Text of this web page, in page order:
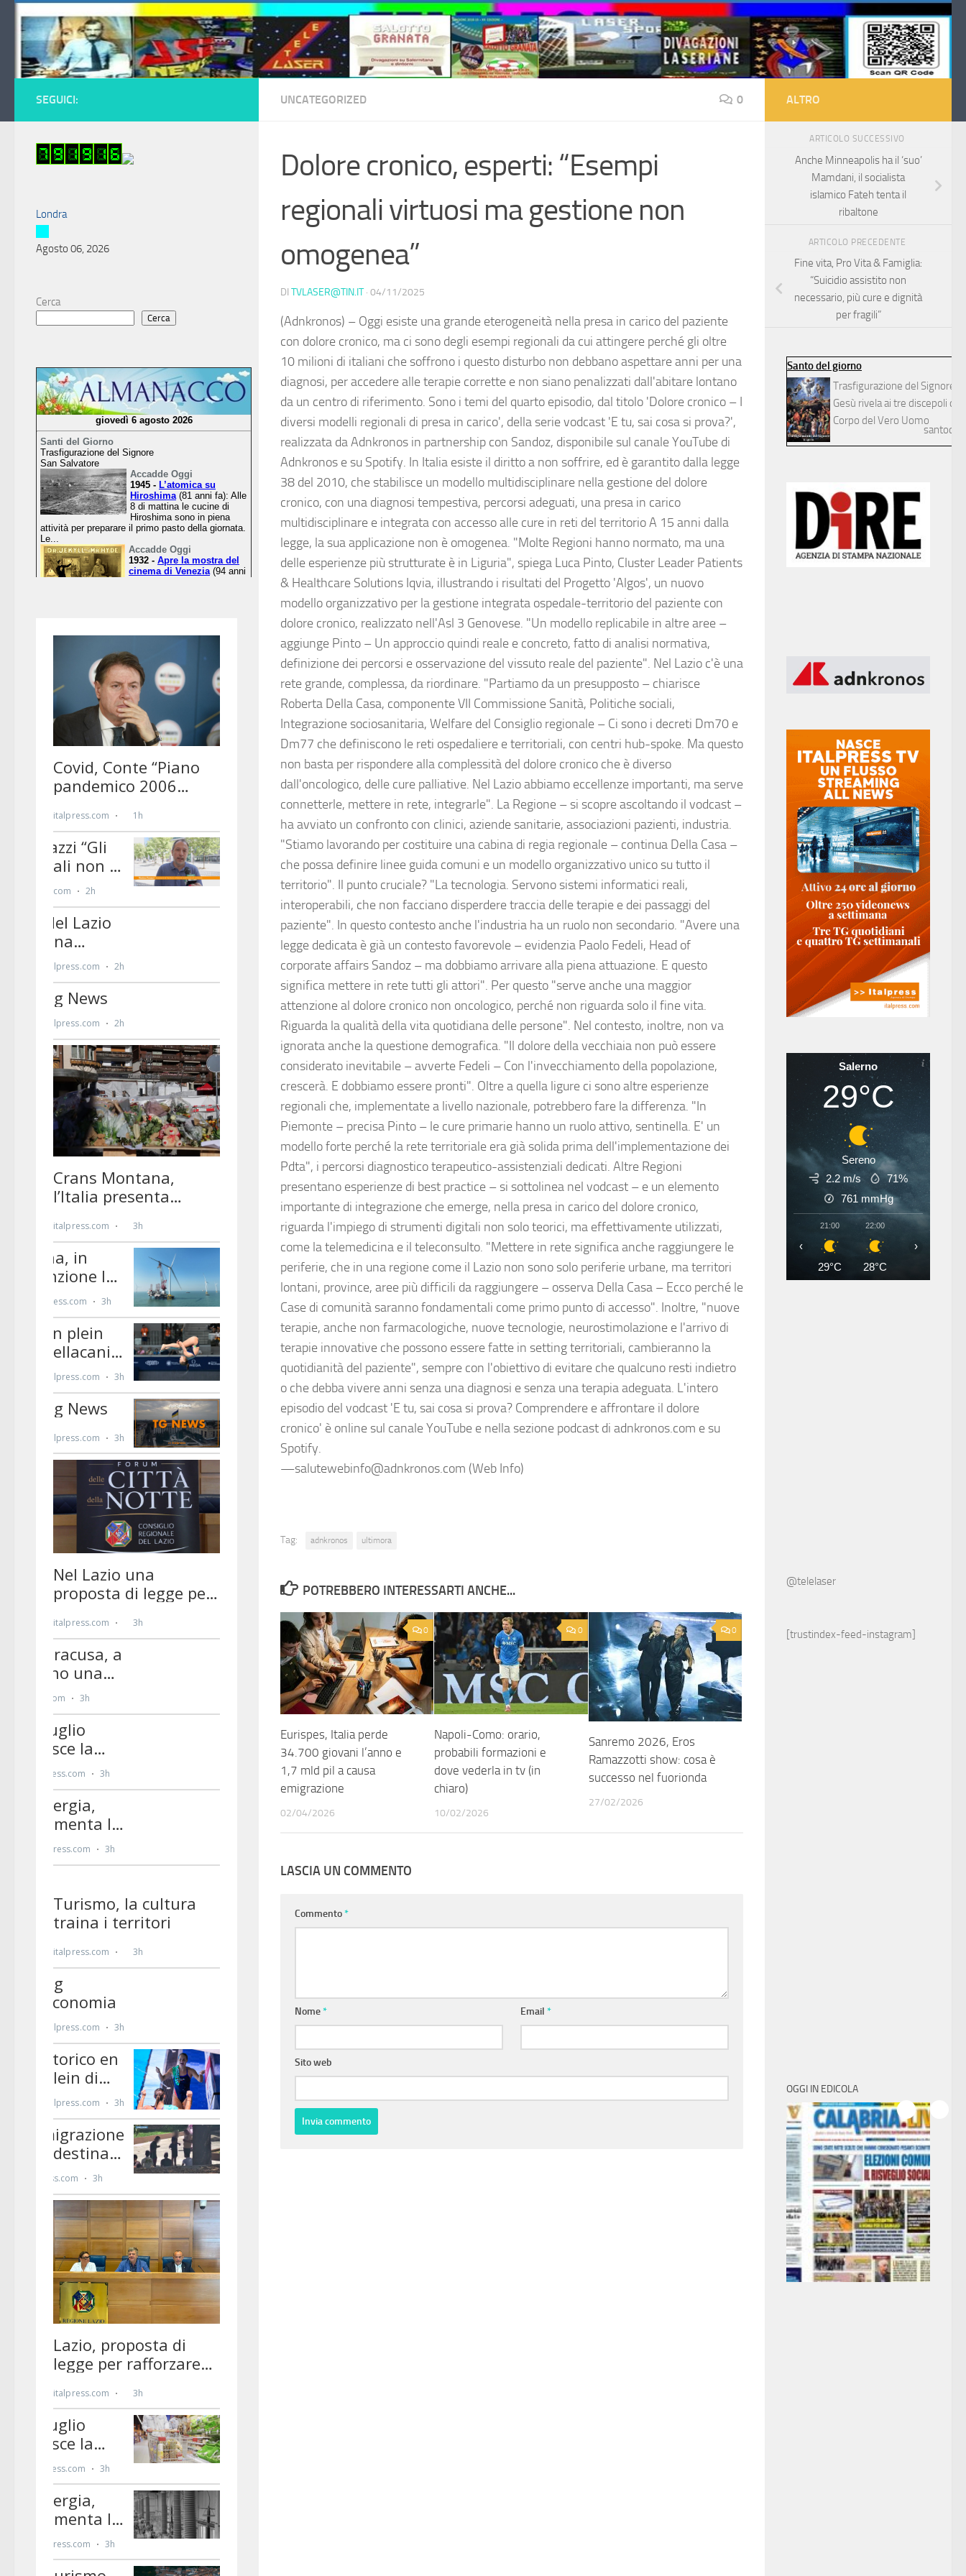
Salta al contenuto
UNCATEGORIZED 0
Dolore cronico, esperti: “Esempi
regionali virtuosi ma gestione non
omogenea”
DI TVLASER@TIN.IT · 04/11/2025
(Adnkronos) – Oggi esiste una grande eterogeneità nella presa in carico del paziente
con dolore cronico, ma ci sono degli esempi regionali da cui attingere perché gli oltre
10 milioni di italiani che soffrono i questo disturbo non debbano aspettare anni per una
diagnosi, per accedere alle terapie corrette e non siano penalizzati dall'abitare lontano
da un centro di riferimento. Sono i temi del quarto episodio, dal titolo 'Dolore cronico – I
diversi modelli regionali di presa in carico', della serie vodcast 'E tu, sai cosa si prova?',
realizzata da Adnkronos in partnership con Sandoz, disponibile sul canale YouTube di
Adnkronos e su Spotify. In Italia esiste il diritto a non soffrire, ed è garantito dalla legge
38 del 2010, che stabilisce un modello multidisciplinare nella gestione del dolore
cronico, con una diagnosi tempestiva, percorsi adeguati, una presa in carico
multidisciplinare e integrata con accesso alle cure in reti del territorio A 15 anni dalla
legge, la sua applicazione non è omogenea. "Molte Regioni hanno normato, ma una
delle esperienze più strutturate è in Liguria", spiega Luca Pinto, Cluster Leader Patients
& Healthcare Solutions Iqvia, illustrando i risultati del Progetto 'Algos', un nuovo
modello organizzativo per la gestione integrata ospedale-territorio del paziente con
dolore cronico, realizzato nell'Asl 3 Genovese. "Un modello replicabile in altre aree –
aggiunge Pinto – Un approccio quindi reale e concreto, fatto di analisi normativa,
definizione dei percorsi e osservazione del vissuto reale del paziente". Nel Lazio c'è una
rete grande, complessa, da riordinare. "Partiamo da un presupposto – chiarisce
Roberta Della Casa, componente VII Commissione Sanità, Politiche sociali,
Integrazione sociosanitaria, Welfare del Consiglio regionale – Ci sono i decreti Dm70 e
Dm77 che definiscono le reti ospedaliere e territoriali, con centri hub-spoke. Ma questo
non basta per rispondere alla complessità del dolore cronico che è diverso
dall'oncologico, delle cure palliative. Nel Lazio abbiamo eccellenze importanti, ma serve
connetterle, mettere in rete, integrarle". La Regione – si scopre ascoltando il vodcast –
ha avviato un confronto con clinici, aziende sanitarie, associazioni pazienti, industria.
"Stiamo lavorando per costituire una cabina di regia regionale – continua Della Casa –
che possa definire linee guida comuni e un modello organizzativo unico su tutto il
territorio". Il punto cruciale? "La tecnologia. Servono sistemi informatici reali,
interoperabili, che non facciano disperdere traccia delle terapie e dei passaggi del
paziente". In questo contesto anche l'industria ha un ruolo non secondario. "Avere una
legge dedicata è già un contesto favorevole – evidenzia Paolo Fedeli, Head of
corporate affairs Sandoz – ma dobbiamo arrivare alla piena attuazione. E questo
significa mettere in rete tutti gli attori". Per questo "serve anche una maggior
attenzione al dolore cronico non oncologico, perché non riguarda solo il fine vita.
Riguarda la qualità della vita quotidiana delle persone". Nel contesto, inoltre, non va
ignorata anche la questione demografica. "Il dolore della vecchiaia non può essere
considerato inevitabile – avverte Fedeli – Con l'invecchiamento della popolazione,
crescerà. E dobbiamo essere pronti". Oltre a quella ligure ci sono altre esperienze
regionali che, implementate a livello nazionale, potrebbero fare la differenza. "In
Piemonte – precisa Pinto – le cure primarie hanno un ruolo attivo, sentinella. E' un
modello forte perché la rete territoriale era già solida prima dell'implementazione dei
Pdta", i percorsi diagnostico terapeutico-assistenziali dedicati. Altre Regioni
presentano esperienze di best practice – si sottolinea nel vodcast – e un elemento
importante di integrazione che emerge, nella presa in carico del dolore cronico,
riguarda l'impiego di strumenti digitali non solo teorici, ma effettivamente utilizzati,
come la telemedicina e il teleconsulto. "Mettere in rete significa anche raggiungere le
periferie, che in una regione come il Lazio non sono solo periferie urbane, ma territori
lontani, province, aree più difficili da raggiungere – osserva Della Casa – Ecco perché le
Case di comunità saranno fondamentali come primo punto di accesso". Inoltre, "nuove
terapie, anche non farmacologiche, nuove tecnologie, neurostimolazione e l'arrivo di
terapie innovative che possono essere fatte in setting territoriali, cambieranno la
quotidianità del paziente", sempre con l'obiettivo di evitare che qualcuno resti indietro
o che debba vivere anni senza una diagnosi e senza una terapia adeguata. L'intero
episodio del vodcast 'E tu, sai cosa si prova? Comprendere e affrontare il dolore
cronico' è online sul canale YouTube e nella sezione podcast di adnkronos.com e su
Spotify.
—salutewebinfo@adnkronos.com (Web Info)
Tag: adnkronos ultimora
POTREBBERO INTERESSARTI ANCHE...
0
Eurispes, Italia perde
34.700 giovani l’anno e
1,7 mld pil a causa
emigrazione
02/04/2026
0
Napoli-Como: orario,
probabili formazioni e
dove vederla in tv (in
chiaro)
10/02/2026
0
Sanremo 2026, Eros
Ramazzotti show: cosa è
successo nel fuorionda
27/02/2026
LASCIA UN COMMENTO
Commento*
Nome* Email*
Sito web
SEGUICI:
Londra
Agosto 06, 2026
Cerca
Cerca
ALTRO
ARTICOLO SUCCESSIVO
Anche Minneapolis ha il ‘suo’
Mamdani, il socialista
islamico Fateh tenta il
ribaltone
ARTICOLO PRECEDENTE
Fine vita, Pro Vita & Famiglia:
“Suicidio assistito non
necessario, più cure e dignità
per fragili”
Santo del giorno
Trasfigurazione del Signore
Gesù rivela ai tre discepoli
Corpo del Vero Uomo
Salerno
29°C
Sereno
2.2 m/s
71%
761 mmHg
21:00
29°C
22:00
28°C
‹ ›
@telelaser
[trustindex-feed-instagram]
OGGI IN EDICOLA